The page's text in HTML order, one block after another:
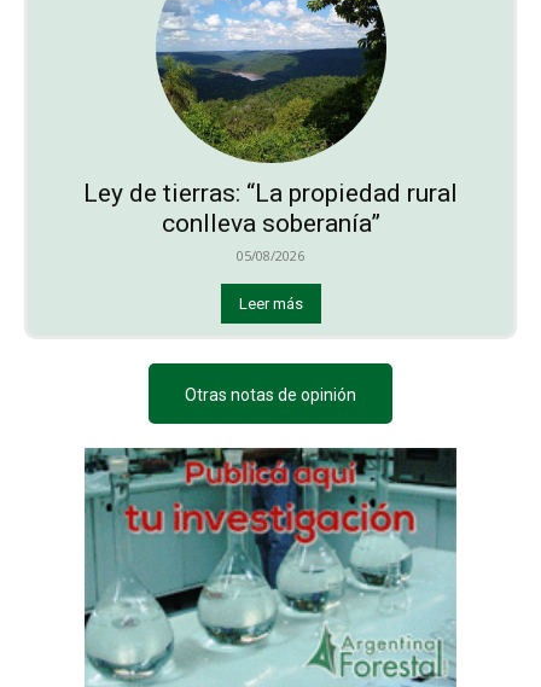
Ley de tierras: “La propiedad rural
conlleva soberanía”
05/08/2026
Leer más
Otras notas de opinión